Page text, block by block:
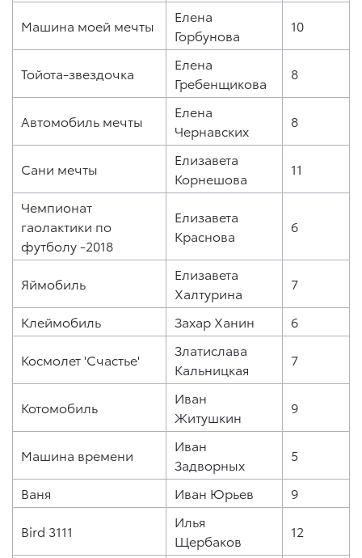
Машина моей мечты
Елена
Горбунова
10
Тойота-звездочка
Елена
Гребенщикова
8
Автомобиль мечты
Елена
Чернавских
8
Сани мечты
Елизавета
Корнешова
11
Чемпионат
гаолактики по
футболу -2018
Елизавета
Краснова
6
Яймобиль
Елизавета
Халтурина
7
Клеймобиль Захар Ханин 6
Космолет 'Счастье'
Златислава
Кальницкая
7
Котомобиль
Иван
Житушкин
9
Машина времени
Иван
Задворных
5
Ваня Иван Юрьев 9
Bird 3111
Илья
Щербаков
12